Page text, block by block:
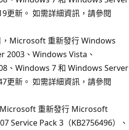
更新。 如需詳細資訊，請參閱
，Microsoft 重新發行 Windows
2003、Windows Vista、
、Windows 7 和 Windows Server
更新。 如需詳細資訊，請參閱
重新發行 Microsoft
Service Pack 3（KB2756496）、